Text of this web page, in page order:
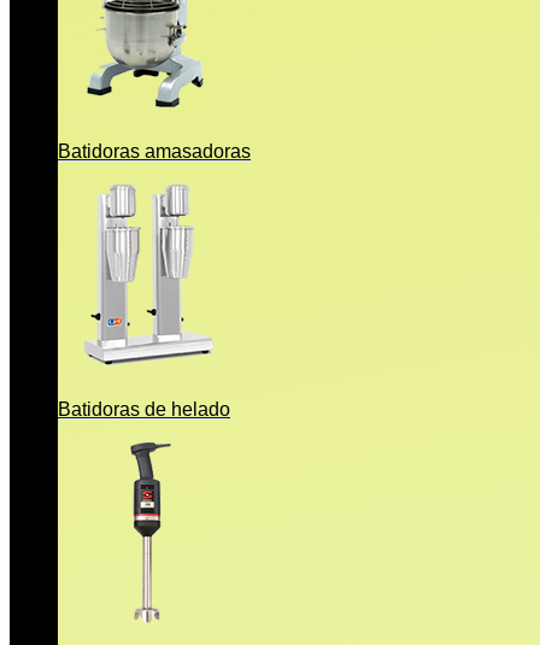
Batidoras amasadoras
Batidoras de helado